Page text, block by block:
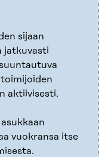
sijaan
jatkuvasti
toimijoiden
aktiivisesti.
vuokransa itse